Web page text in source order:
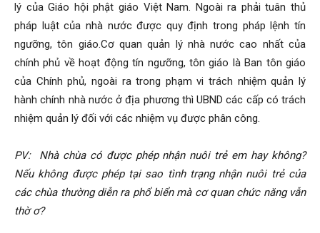
lý của Giáo hội phật giáo Việt Nam. Ngoài ra phải tuân thủ
pháp luật của nhà nước được quy định trong pháp lệnh tín
ngưỡng, tôn giáo.Cơ quan quản lý nhà nước cao nhất của
chính phủ về hoạt động tín ngưỡng, tôn giáo là Ban tôn giáo
của Chính phủ, ngoài ra trong phạm vi trách nhiệm quản lý
hành chính nhà nước ở địa phương thì UBND các cấp có trách
nhiệm quản lý đối với các nhiệm vụ được phân công.
PV:
Nhà chùa có được phép nhận nuôi trẻ em hay không?
Nếu không được phép tại sao tình trạng nhận nuôi trẻ của
các chùa thường diễn ra phổ biển mà cơ quan chức năng vẫn
thờ ơ?